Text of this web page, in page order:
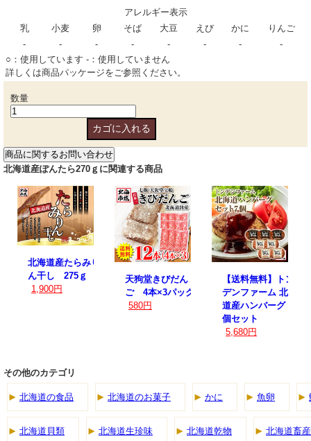
アレルギー表示
乳
小麦 卵 そば 大豆 えび かに
りんご
-
- - - - - -
-
○：使用しています -：使用していません
詳しくは商品パッケージをご参照ください。
数量
北海道産ぽんたら270ｇに関連する商品
北海道産たらみり
ん干し 275ｇ
1,900円
天狗堂きびだん
ご 4本×3パック
580円
【送料無料】トン
デンファーム 北海
道産ハンバーグ 7
個セット
5,680円
その他のカテゴリ
北海道の食品 北海道のお菓子 かに 魚卵
北海道貝類 北海道生珍味 北海道乾物 北海道畜産